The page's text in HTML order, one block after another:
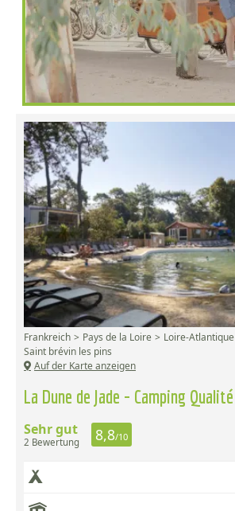
La Dune de Jade - Camping Qualité
Frankreich Pays de la Loire
Loire-Atlantique
Saint brévin les pins
Auf der Karte anzeigen
Sehr gut
2 Bewertung 8,8/10